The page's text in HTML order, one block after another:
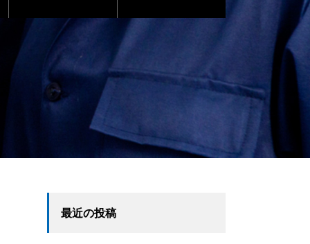
最近の投稿